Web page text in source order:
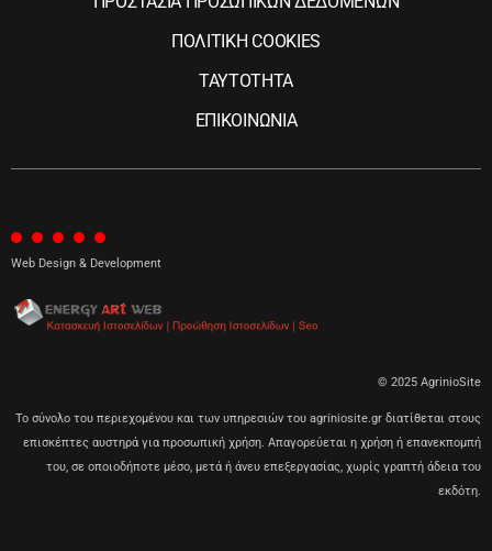
ΠΟΛΙΤΙΚΗ COOKIES
ΤΑΥΤΟΤΗΤΑ
ΕΠΙΚΟΙΝΩΝΙΑ
Web Design & Development
© 2025 AgrinioSite
Το σύνολο του περιεχομένου και των υπηρεσιών του agriniosite.gr διατίθεται στους
επισκέπτες αυστηρά για προσωπική χρήση. Απαγορεύεται η χρήση ή επανεκπομπή
του, σε οποιοδήποτε μέσο, μετά ή άνευ επεξεργασίας, χωρίς γραπτή άδεια του
εκδότη.